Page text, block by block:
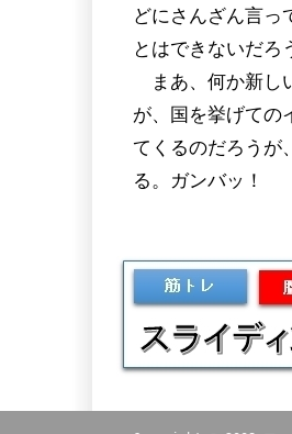
どにさんざん言っ
とはできないだろ
まあ、何か新し
が、国を挙げての
てくるのだろうが
る。ガンバッ！